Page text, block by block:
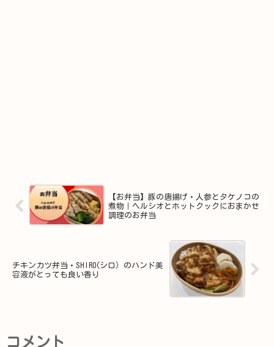
【お弁当】豚の唐揚げ・人参とタケノコの
煮物｜ヘルシオとホットクックにおまかせ
調理のお弁当
チキンカツ弁当・SHIRO(シロ）のハンド美
容液がとっても良い香り
コメント